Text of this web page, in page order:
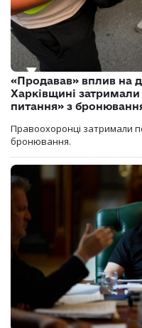
«Продавав» вплив на
Харківщині
питання» з
Правоохоронці затримали
бронювання.